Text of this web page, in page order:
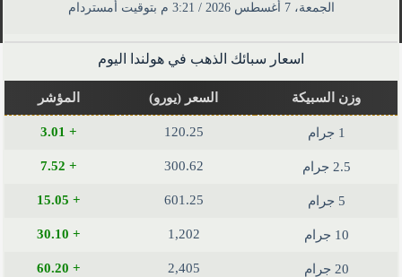
الجمعة، 7 أغسطس 2026 / 3:21 م بتوقيت أمستردام
اسعار سبائك الذهب في هولندا​ اليوم
وزن السبيكة السعر (يورو) المؤشر
1 جرام 120.25
+ 3.01
2.5 جرام 300.62
+ 7.52
5 جرام 601.25
+ 15.05
10 جرام 1,202
+ 30.10
20 جرام 2,405
+ 60.20